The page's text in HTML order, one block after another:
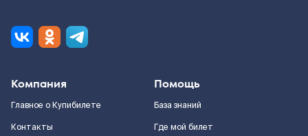
Компания
Главное о Купибилете
Контакты
Помощь
База знаний
Где мой билет